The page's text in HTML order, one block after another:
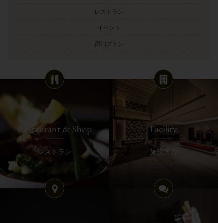
レストラン
イベント
宿泊プラン
Restaurant & Shop
レストラン
Facility
施設案内